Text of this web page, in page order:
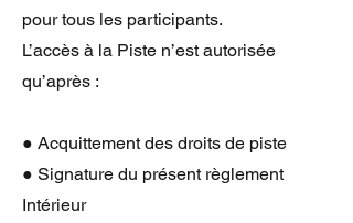
pour tous les participants.
L’accès à la Piste n’est autorisée
qu’après :
● Acquittement des droits de piste
● Signature du présent règlement
Intérieur